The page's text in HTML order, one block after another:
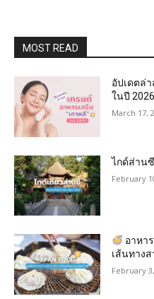
MOST READ
อัปเดตล่า
ในปี 2026
March 17,
ไกด์ส่าน
February
อาหา
เส้นทาง
February